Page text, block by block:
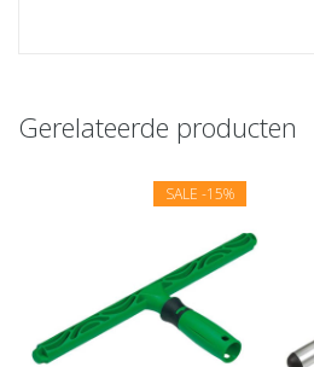
Gerelateerde producten
SALE -15%